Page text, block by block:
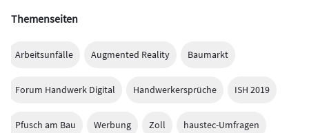
Themenseiten
Arbeitsunfälle Augmented Reality Baumarkt
Forum Handwerk Digital Handwerkersprüche ISH 2019
Pfusch am Bau Werbung Zoll haustec-Umfragen